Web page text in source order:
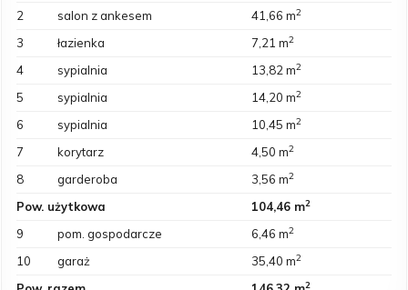
2 salon z ankesem 41,66 m2
3 łazienka 7,21 m2
4 sypialnia 13,82 m2
5 sypialnia 14,20 m2
6 sypialnia 10,45 m2
7 korytarz 4,50 m2
8 garderoba 3,56 m2
Pow. użytkowa 104,46 m2
9 pom. gospodarcze 6,46 m2
10 garaż 35,40 m2
2